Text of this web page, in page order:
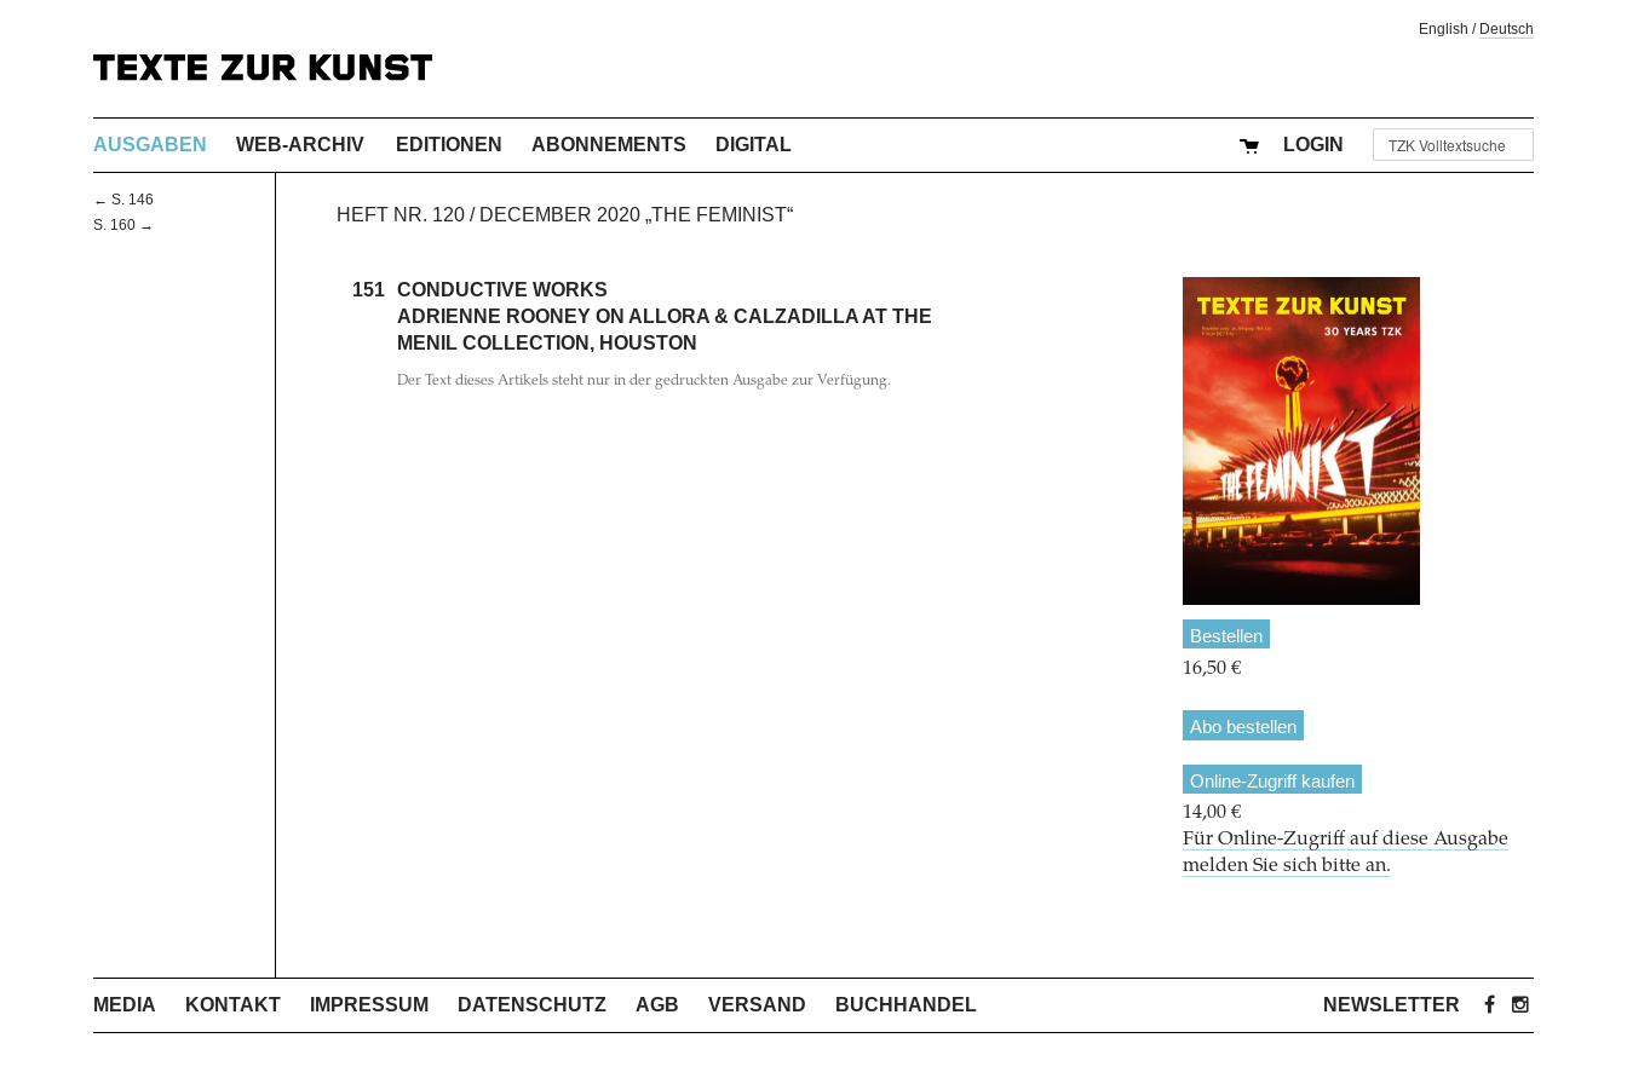
English / Deutsch
AUSGABEN WEB-ARCHIV EDITIONEN ABONNEMENTS DIGITAL LOGIN
← S. 146
S. 160 →
HEFT NR. 120 / DECEMBER 2020 „THE FEMINIST“
151 CONDUCTIVE WORKS
ADRIENNE ROONEY ON ALLORA & CALZADILLA AT THE
MENIL COLLECTION, HOUSTON
Der Text dieses Artikels steht nur in der gedruckten Ausgabe zur Verfügung.
Bestellen
16,50 €
Abo bestellen
Online-Zugriff kaufen
14,00 €
Für Online-Zugriff auf diese Ausgabe
melden Sie sich bitte an.
MEDIA KONTAKT IMPRESSUM DATENSCHUTZ AGB VERSAND BUCHHANDEL NEWSLETTER